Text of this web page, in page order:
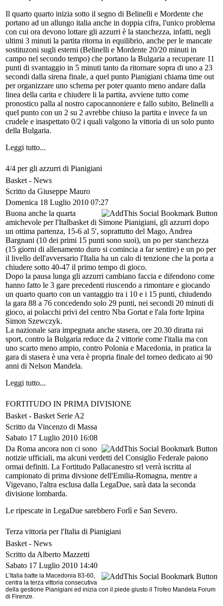
Il quarto quarto inizia sotto il segno di Belinelli e Mordente che
portano ad un allungo italia anche in doppia cifra, l'unico problema
con cui ora devono lottare gli azzurri è la stanchezza, infatti, negli
ultimi 3 minuti la partita ritorna in equilibrio, anche per le mancate
sostituzoni sugli esterni (Belinelli e Mordente 20/20 minuti in
campo nel secondo tempo) che portano la Bulgaria a recuperare 11
punti di svantaggio in 5 minuti tanto da ritornare sopra di uno a 23
secondi dalla sirena finale, a quel punto Pianigiani chiama time out
per organizzare uno schema per poter quanto meno andare dalla
linea della carita e chiudere li la partita, avviene tutto come
pronostico palla al nostro capocannoniere e fallo subito, Belinelli a
quel punto con un 2 su 2 avrebbe chiuso la partita e invece fa un
crudele e inaspettato 0/2 i quali valgono la vittoria di un solo punto
della Bulgaria.
Leggi tutto...
4/4 per gli azzurri di Pianigiani
Basket - News
Scritto da Giuseppe Mauro
Domenica 18 Luglio 2010 07:27
Buona anche la quarta
amichevole per l'Italbasket di Simone Pianigiani, gli azzurri dopo
un ottima partenza, 15-6 al 5', soprattutto del Mago, Andrea
Bargnani (10 dei primi 15 punti sono suoi), un po per stanchezza
(15 giorni di allenamento duro si comincia a far sentire) e un po per
il livello dell'avversario l'Italia ha un calo di tenzione che la porta a
chiudere sotto 40-47 il primo tempo di gioco.
Dopo la pausa lunga gli azzurri cambiano faccia e difendono come
hanno fatto le 3 gare precedenti riuscendo a rimontare e giocando
un quarto quarto con un vantaggio tra i 10 e i 15 punti, chiudendo
la gara 88 a 76 concedendo solo 29 punti, nei secondi 20 minuti di
gioco, ai polacchi privi del centro Nba Gortat e l'ala forte Irpina
Simon Szewczyk.
La nazionale sara impegnata anche stasera, ore 20.30 diratta rai
sport, contro la Bulgaria reduce da 2 vittorie come l'italia ma con
uno scarto meno ampio, contro Polonia e Macedonia, in pratica la
gara di stasera è una vera è propria finale del torneo dedicato ai 90
anni di Nelson Mandela.
Leggi tutto...
FORTITUDO IN PRIMA DIVISIONE
Basket - Basket Serie A2
Scritto da Vincenzo di Massa
Sabato 17 Luglio 2010 16:08
Da Roma ancora non ci sono
notizie ufficiali, ma alcuni verdetti del Consiglio Federale paiono
ormai definiti. La Fortitudo Pallacanestro srl verrà iscritta al
campionato di prima divsione dell'Emilia-Romagna, mentre a
Vigevano, l'altra esclusa dalla LegaDue, sarà data la seconda
divisione lombarda.
Le ripescate in LegaDue sarebbero Forlì e San Severo.
Terza vittoria per l'Italia di Pianigiani
Basket - News
Scritto da Alberto Mazzetti
Sabato 17 Luglio 2010 14:40
L’Italia batte la Macedonia 83-60,
centra la terza vittoria consecutiva
della gestione Pianigiani ed inizia con il piede giusto il Trofeo Mandela Forum
di Firenze.